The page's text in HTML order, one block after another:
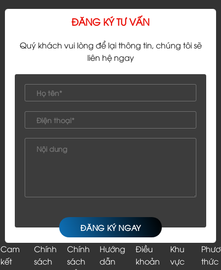
ĐĂNG KÝ TƯ VẤN
Quý khách vui lòng để lại thông tin, chúng tôi sẽ
liên hệ ngay
Cam
kết
Chính
sách
Chính
sách
Hướng
dẫn
Điều
khoản
Khu
vực
thức